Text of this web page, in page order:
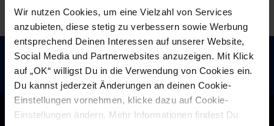
Wir nutzen Cookies, um eine Vielzahl von Services
anzubieten, diese stetig zu verbessern sowie Werbung
entsprechend Deinen Interessen auf unserer Website,
Social Media und Partnerwebsites anzuzeigen. Mit Klick
auf „OK“ willigst Du in die Verwendung von Cookies ein.
Du kannst jederzeit Änderungen an deinen Cookie-
Einstellungen vornehmen, klicke dazu auf Cookie-
Einstellungen ändern. Mehr Informationen findest Du